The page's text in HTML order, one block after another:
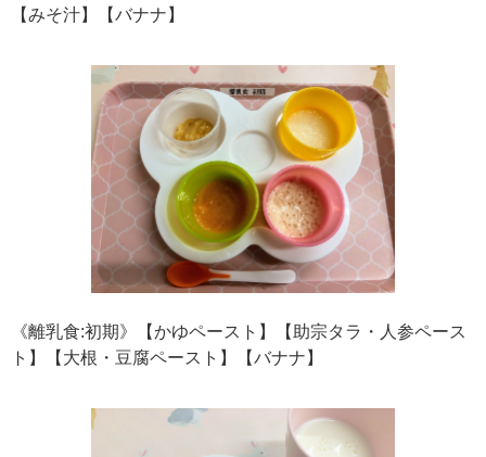
【みそ汁】【バナナ】
《離乳食:初期》【かゆペースト】【助宗タラ・人参ペース
ト】【大根・豆腐ペースト】【バナナ】